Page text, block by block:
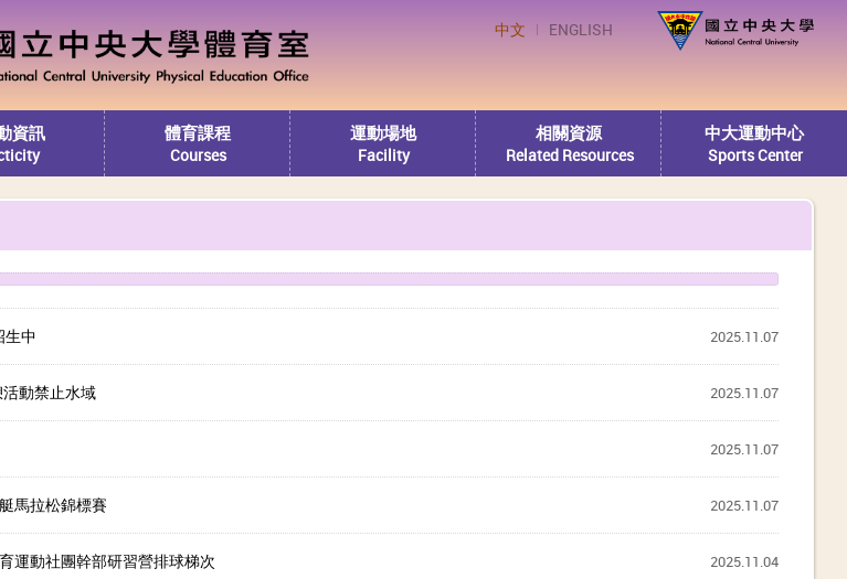
中文 ENGLISH
資訊 體育課程
Courses
運動場地
Facility
相關資源
Related Resources
中大運動中心
Sports Center
生中 2025.11.07
動禁止水域 2025.11.07
2025.11.07
馬拉松錦標賽 2025.11.07
運動社團幹部研習營排球梯次 2025.11.04